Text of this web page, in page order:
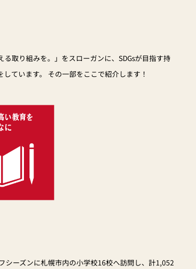
取り組みを。」をスローガンに、SDGsが目指す持
ています。 その一部をここで紹介します！
シーズンに札幌市内の小学校16校へ訪問し、計1,052